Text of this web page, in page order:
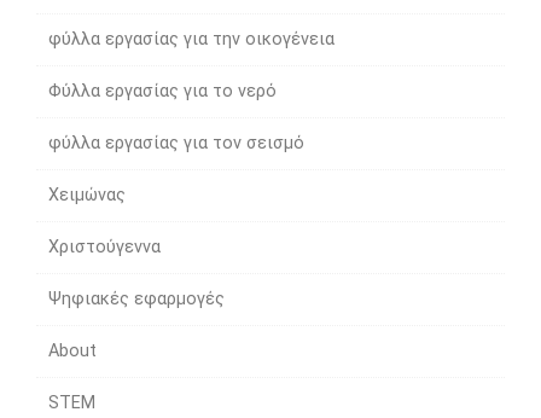
φύλλα εργασίας για την οικογένεια
Φύλλα εργασίας για το νερό
φύλλα εργασίας για τον σεισμό
Χειμώνας
Χριστούγεννα
Ψηφιακές εφαρμογές
About
STEM